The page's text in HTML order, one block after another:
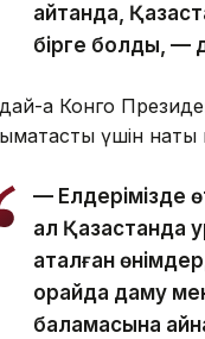
айтқанда,
бірге болды, —
ақ Конго
үшін
— Елдерімізде
ал Қазақстанда
аталған
орайда даму мен
баламасына